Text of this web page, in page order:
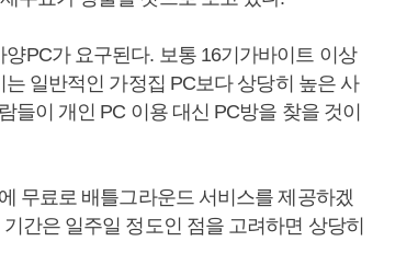
PC가 요구된다. 보통 16기가바이트 이상
일반적인 가정집 PC보다 상당히 높은 사
들이 개인 PC 이용 대신 PC방을 찾을 것이
무료로 배틀그라운드 서비스를 제공하겠
간은 일주일 정도인 점을 고려하면 상당히